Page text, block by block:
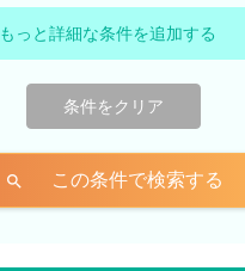
もっと詳細な条件を追加する
条件をクリア
search この条件で検索する